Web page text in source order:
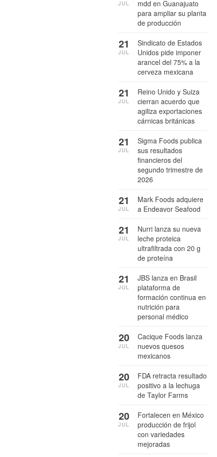
mdd en Guanajuato
para ampliar su planta
de producción
JUL
Sindicato de Estados
Unidos pide imponer
arancel del 75% a la
cerveza mexicana
21
JUL
Reino Unido y Suiza
cierran acuerdo que
agiliza exportaciones
cárnicas británicas
21
JUL
Sigma Foods publica
sus resultados
financieros del
segundo trimestre de
2026
21
JUL
Mark Foods adquiere
a Endeavor Seafood
21
JUL
Nurri lanza su nueva
leche proteica
ultrafiltrada con 20 g
de proteína
21
JUL
JBS lanza en Brasil
plataforma de
formación continua en
nutrición para
personal médico
21
JUL
Cacique Foods lanza
nuevos quesos
mexicanos
20
JUL
FDA retracta resultado
positivo a la lechuga
de Taylor Farms
20
JUL
Fortalecen en México
producción de frijol
con variedades
mejoradas
20
JUL